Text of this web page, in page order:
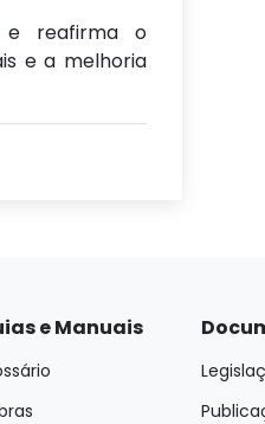
e reafirma o
e a melhoria
e Manuais